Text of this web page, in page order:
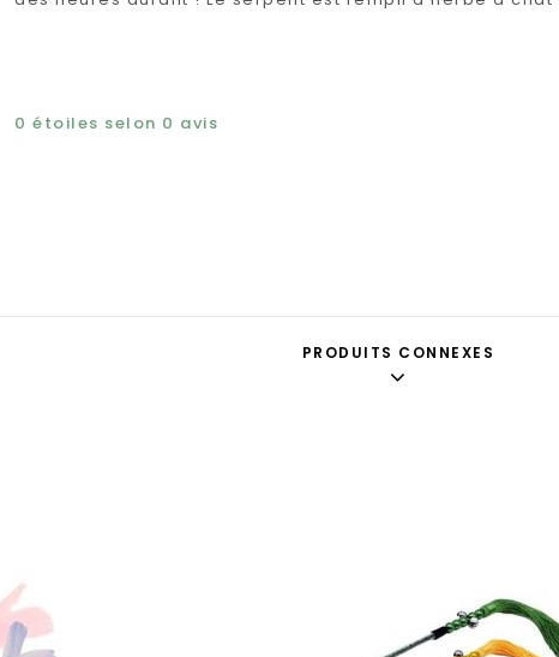
0 étoiles selon 0 avis
PRODUITS CONNEXES